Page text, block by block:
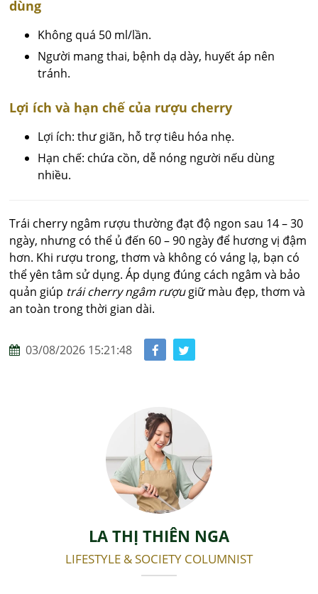
dùng
Không quá 50 ml/lần.
Người mang thai, bệnh dạ dày, huyết áp nên
tránh.
Lợi ích và hạn chế của rượu cherry
Lợi ích: thư giãn, hỗ trợ tiêu hóa nhẹ.
Hạn chế: chứa cồn, dễ nóng người nếu dùng
nhiều.
Trái cherry ngâm rượu thường đạt độ ngon sau 14 – 30
ngày, nhưng có thể ủ đến 60 – 90 ngày để hương vị đậm
hơn. Khi rượu trong, thơm và không có váng lạ, bạn có
thể yên tâm sử dụng. Áp dụng đúng cách ngâm và bảo
quản giúp trái cherry ngâm rượugiữ màu đẹp, thơm và
an toàn trong thời gian dài.
03/08/2026 15:21:48
LA THỊ THIÊN NGA
LIFESTYLE & SOCIETY COLUMNIST